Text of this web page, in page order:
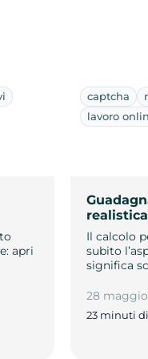
apri
captcha
lavoro
realistica
Il calcolo
subito
significa
28
23 minuti